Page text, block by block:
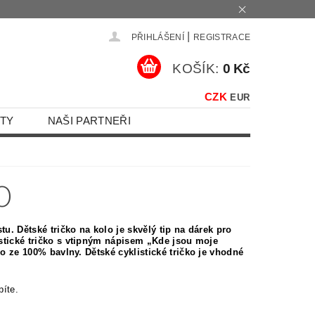
PŘIHLÁŠENÍ REGISTRACE
CZK EUR
KOŠÍK: 0 Kč
NAŠI PARTNEŘI
Dětské tričko na kolo je skvělý tip na dárek pro
tričko s vtipným nápisem „Kde jsou moje
ze 100% bavlny.Dětské cyklistické tričko je vhodné